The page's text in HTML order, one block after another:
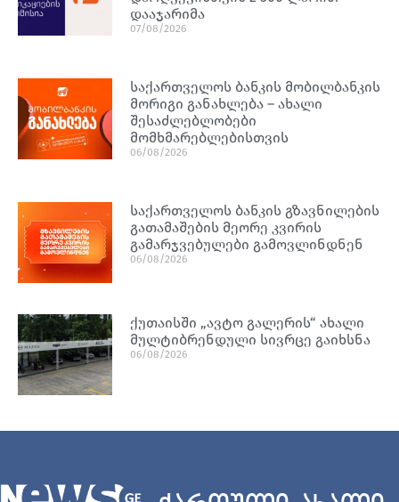
დააჯარიმა
07/08/2026
საქართველოს ბანკის მობილბანკის
მორიგი განახლება – ახალი
შესაძლებლობები
მომხმარებლებისთვის
06/08/2026
საქართველოს ბანკის გზავნილების
გათამაშების მეორე კვირის
გამარჯვებულები გამოვლინდნენ
06/08/2026
ქუთაისში „ავტო გალერის“ ახალი
მულტიბრენდული სივრცე გაიხსნა
06/08/2026